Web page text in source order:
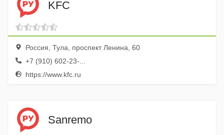
KFC
Россия, Тула, проспект Ленина, 60
+7 (910) 602-23-...
https://www.kfc.ru
Sanremo